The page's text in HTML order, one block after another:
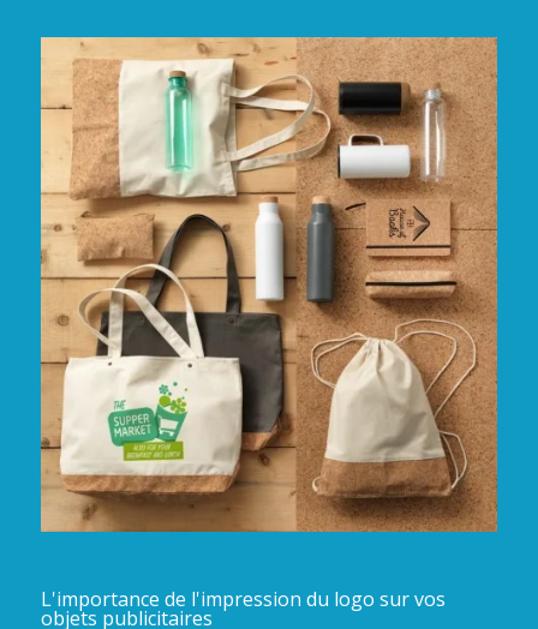
L'importance de l'impression du logo sur vos
objets publicitaires